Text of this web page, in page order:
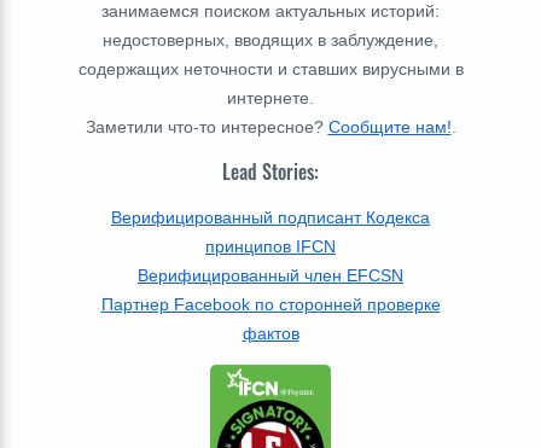
занимаемся поиском актуальных историй:
недостоверных, вводящих в заблуждение,
содержащих неточности и ставших вирусными в
интернете.
Заметили что-то интересное? Сообщите нам!.
Lead Stories:
Верифицированный подписант Кодекса
принципов IFCN
Верифицированный член EFCSN
Партнер Facebook по сторонней проверке
фактов